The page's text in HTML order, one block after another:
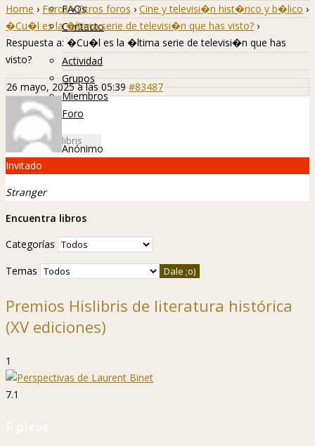
FAQs
Contacto
Hislibreños
Actividad
Grupos
Miembros
Foro
Home › Foros › Otros foros › Cine y televisi�n hist�rico y b�lico ›
�Cu�l es la �ltima serie de televisi�n que has visto? ›
Respuesta a: �Cu�l es la �ltima serie de televisi�n que has
visto?
26 mayo, 2025 a las 05:39 #83487
Anónimo
Invitado
Stranger
Encuentra libros
Categorías
Temas
Premios Hislibris de literatura histórica
(XV ediciones)
1
7.1
P. plebe